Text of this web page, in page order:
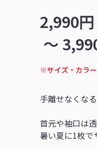
2,990
～
※サイズ・カラー
手離せなくな
首元や袖口は
暑い夏に1枚で